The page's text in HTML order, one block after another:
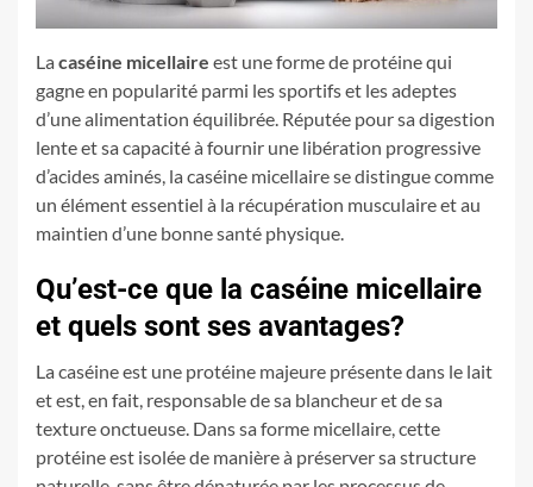
La caséine micellaire est une forme de protéine qui
gagne en popularité parmi les sportifs et les adeptes
d’une alimentation équilibrée. Réputée pour sa digestion
lente et sa capacité à fournir une libération progressive
d’acides aminés, la caséine micellaire se distingue comme
un élément essentiel à la récupération musculaire et au
maintien d’une bonne santé physique.
Qu’est-ce que la caséine micellaire
et quels sont ses avantages?
La caséine est une protéine majeure présente dans le lait
et est, en fait, responsable de sa blancheur et de sa
texture onctueuse. Dans sa forme micellaire, cette
protéine est isolée de manière à préserver sa structure